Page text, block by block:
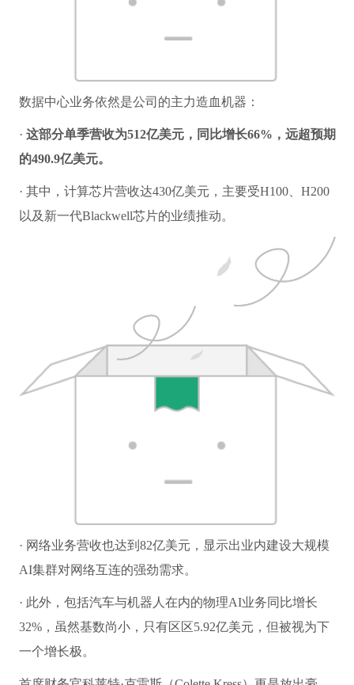
数据中心业务依然是公司的主力造血机器：
· 这部分单季营收为512亿美元，同比增长66%，远超预期
的490.9亿美元。
· 其中，计算芯片营收达430亿美元，主要受H100、H200
以及新一代Blackwell芯片的业绩推动。
· 网络业务营收也达到82亿美元，显示出业内建设大规模
AI集群对网络互连的强劲需求。
· 此外，包括汽车与机器人在内的物理AI业务同比增长
32%，虽然基数尚小，只有区区5.92亿美元，但被视为下
一个增长极。